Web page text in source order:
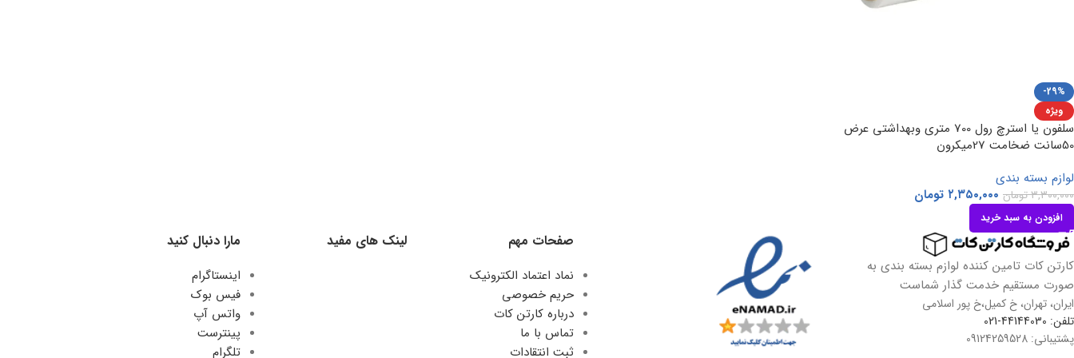
-29%
ویژه
سلفون یا استرچ رول 700 متری وبهداشتی عرض
50سانت ضخامت 27میکرون
لوازم بسته بندی
۳,۳۰۰,۰۰۰تومان ۲,۳۵۰,۰۰۰ تومان
افزودن به سبد خرید
کارتن کات تامین کننده لوازم بسته بندی به
صورت مستقیم خدمت گذار شماست
ایران، تهران، خ کمیل،خ پور اسلامی
تلفن: 44144030-021
پشتیبانی: 09124259528
صفحات مهم
نماد اعتماد الکترونیک
حریم خصوصی
درباره کارتن کات
تماس با ما
ثبت انتقادات
لینک های مفید مارا دنبال کنید
اینستاگرام
فیس بوک
واتس آپ
پینترست
تلگرام